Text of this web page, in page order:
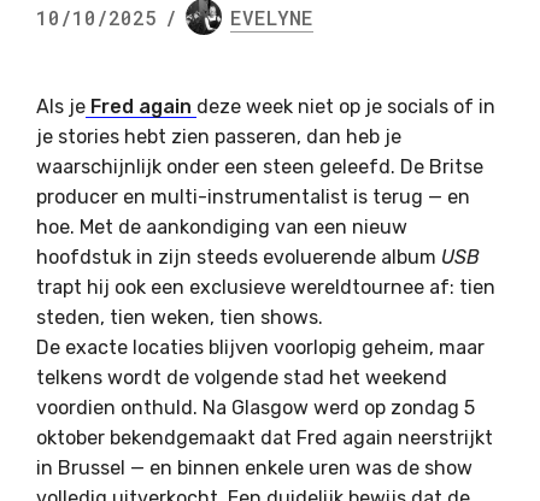
10/10/2025 / EVELYNE
Als je Fred again deze week niet op je socials of in
je stories hebt zien passeren, dan heb je
waarschijnlijk onder een steen geleefd. De Britse
producer en multi-instrumentalist is terug — en
hoe. Met de aankondiging van een nieuw
hoofdstuk in zijn steeds evoluerende album USB
trapt hij ook een exclusieve wereldtournee af: tien
steden, tien weken, tien shows.
De exacte locaties blijven voorlopig geheim, maar
telkens wordt de volgende stad het weekend
voordien onthuld. Na Glasgow werd op zondag 5
oktober bekendgemaakt dat Fred again neerstrijkt
in Brussel — en binnen enkele uren was de show